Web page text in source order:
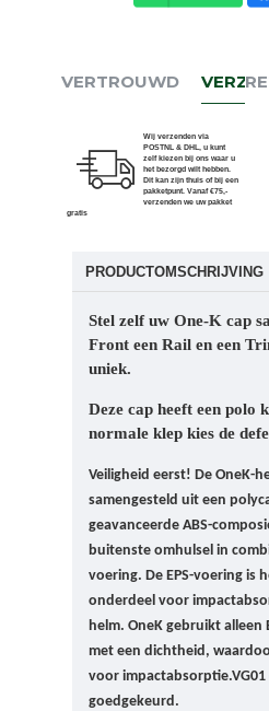
VERTROUWD
Wij verzenden via
POSTNL & DHL, u kunt
zelf kiezen bij ons waar u
het bezorgd wilt hebben.
Dit kan zijn thuis of bij een
pakketpunt. Vanaf €75,-
verzenden we uw pakket
gratis
PRODUCTOMSCHRIJVING
Stel zelf uw One-K cap
Front een Rail en een
uniek.
Deze cap heeft een polo
normale klep kies de
Veiligheid eerst! De OneK-
samengesteld uit een
geavanceerde ABS-
buitenste omhulsel in
voering. De EPS-voering is
onderdeel voor
helm. OneK gebruikt alleen
met een dichtheid,
voor impactabsorptie.VG01
goedgekeurd.